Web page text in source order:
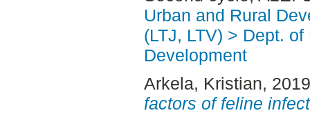
Urban and Rural
(LTJ, LTV) > Dept.
Development
Arkela, Kristian,
factors of feline